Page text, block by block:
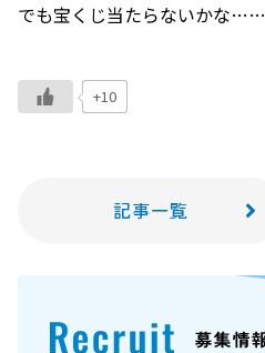
でも宝くじ当たらないかな……
+10
記事一覧